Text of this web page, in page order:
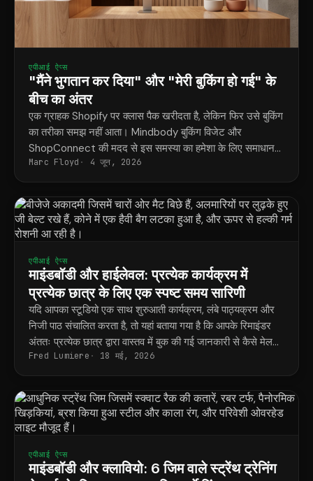
एपीआई ऐप्स
"मैंने भुगतान कर दिया" और "मेरी बुकिंग हो गई" के
बीच का अंतर
एक ग्राहक Shopify पर क्लास पैक खरीदता है, लेकिन फिर उसे बुकिंग
का तरीका समझ नहीं आता। Mindbody बुकिंग विजेट और
ShopConnect की मदद से इस समस्या का हमेशा के लिए समाधान
मिल जाता है।
Marc Floyd 4 जून, 2026
एपीआई ऐप्स
माइंडबॉडी और हाईलेवल: प्रत्येक कार्यक्रम में
प्रत्येक छात्र के लिए एक स्पष्ट समय सारिणी
यदि आपका स्टूडियो एक साथ शुरुआती कार्यक्रम, लंबे पाठ्यक्रम और
निजी पाठ संचालित करता है, तो यहां बताया गया है कि आपके रिमाइंडर
अंततः प्रत्येक छात्र द्वारा वास्तव में बुक की गई जानकारी से कैसे मेल
खाते हैं।
Fred Lumiere 18 मई, 2026
एपीआई ऐप्स
माइंडबॉडी और क्लावियो: 6 जिम वाले स्ट्रेंथ ट्रेनिंग